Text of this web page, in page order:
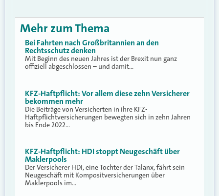
Mehr zum Thema
Bei Fahrten nach Großbritannien an den
Rechtsschutz denken
Mit Beginn des neuen Jahres ist der Brexit nun ganz
offiziell abgeschlossen – und damit…
KFZ-Haftpflicht: Vor allem diese zehn Versicherer
bekommen mehr
Die Beiträge von Versicherten in ihre KFZ-
Haftpflichtversicherungen bewegten sich in zehn Jahren
bis Ende 2022…
KFZ-Haftpflicht: HDI stoppt Neugeschäft über
Maklerpools
Der Versicherer HDI, eine Tochter der Talanx, fährt sein
Neugeschäft mit Kompositversicherungen über
Maklerpools im…